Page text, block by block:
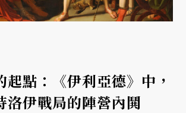
起點：《伊利亞德》中，
洛伊戰局的陣營內鬨